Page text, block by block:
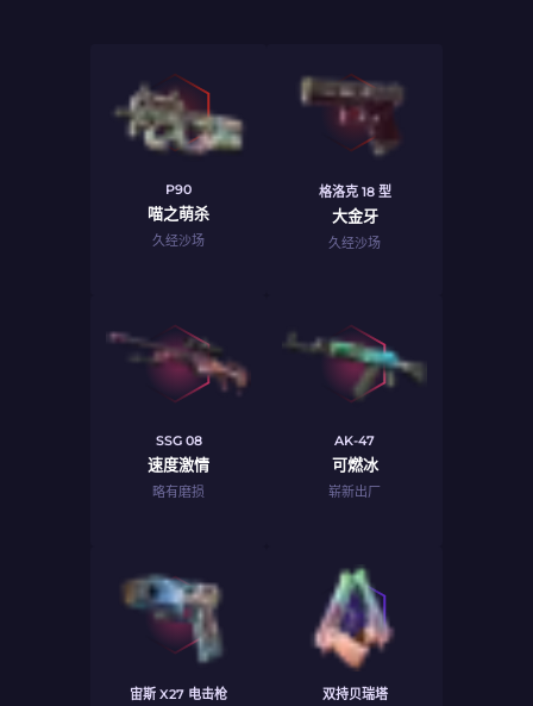
P90
喵之萌杀
久经沙场
格洛克 18 型
大金牙
久经沙场
SSG 08
速度激情
略有磨损
AK-47
可燃冰
崭新出厂
宙斯 X27 电击枪 双持贝瑞塔